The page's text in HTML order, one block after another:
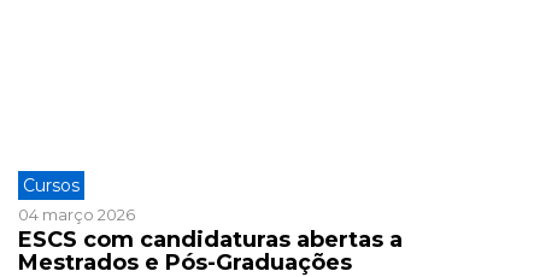
Cursos
04 março 2026
ESCS com candidaturas abertas a
Mestrados e Pós-Graduações